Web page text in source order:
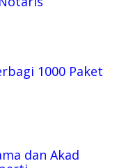
1000 Paket
dan Akad